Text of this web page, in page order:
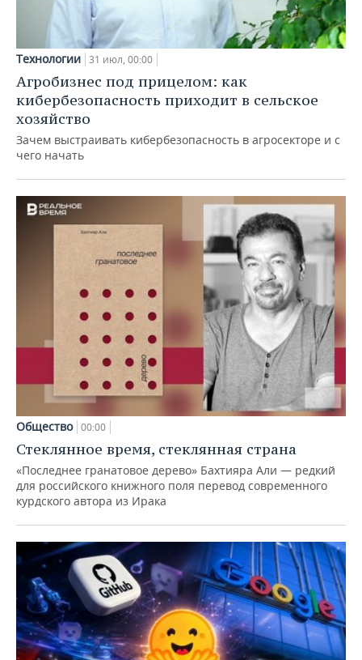
Технологии 31 июл, 00:00
Агробизнес под прицелом: как
кибербезопасность приходит в сельское
хозяйство
Зачем выстраивать кибербезопасность в агросекторе и с
чего начать
Общество 00:00
Стеклянное время, стеклянная страна
«Последнее гранатовое дерево» Бахтияра Али — редкий
для российского книжного поля перевод современного
курдского автора из Ирака